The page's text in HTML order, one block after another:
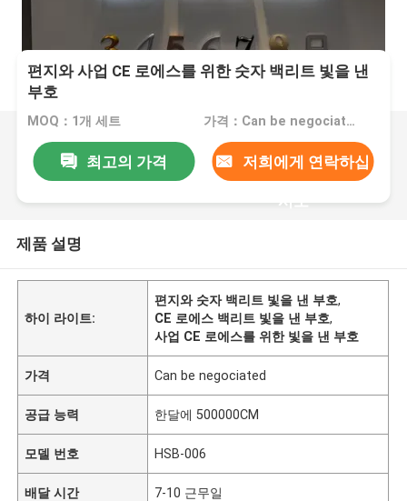
편지와 사업 CE 로에스를 위한 숫자 백리트 빛을 낸
부호
MOQ：1개 세트 가격：Can be negociated
최고의 가격 저희에게 연락하십
시오
제품 설명
하이 라이트:
편지와 숫자 백리트 빛을 낸 부호,
CE 로에스 백리트 빛을 낸 부호,
사업 CE 로에스를 위한 빛을 낸 부호
가격 Can be negociated
공급 능력 한달에 500000CM
모델 번호 HSB-006
배달 시간 7-10 근무일